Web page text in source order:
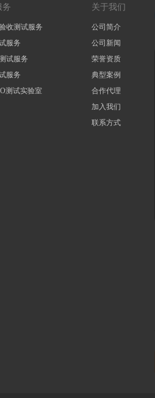
务
收测试服务
服务
试服务
服务
测试实验室
关于我们
公司简介
公司新闻
荣誉资质
典型案例
合作代理
加入我们
联系方式